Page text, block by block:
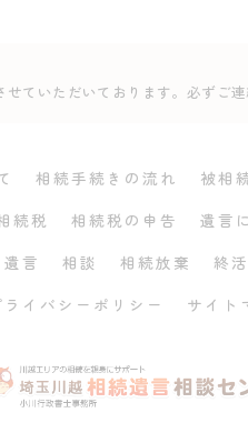
ていただいております。必ずご連
相続手続きの流れ 被相
続税 相続税の申告 遺言
遺言 相談 相続放棄 終活
ライバシーポリシー
サイト